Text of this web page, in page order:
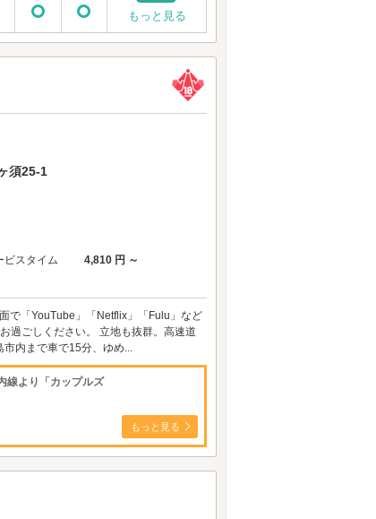
もっと見る
須25-1
ビスタイム
4,810 円 ～
で「YouTube」「Netflix」「Fulu」など
過ごしください。 立地も抜群。高速道
内まで車で15分、ゆめ...
線より「カップルズ
もっと見る